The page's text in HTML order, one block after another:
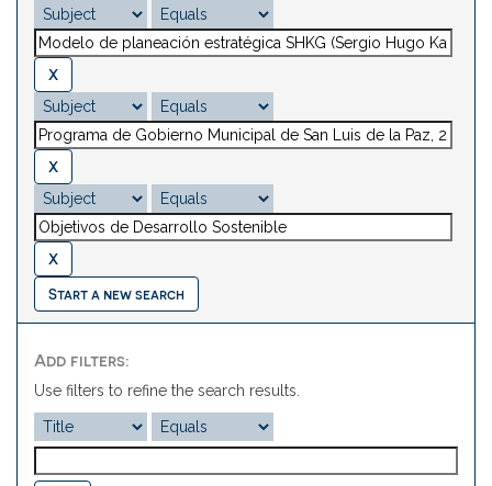
Start a new search
Add filters:
Use filters to refine the search results.